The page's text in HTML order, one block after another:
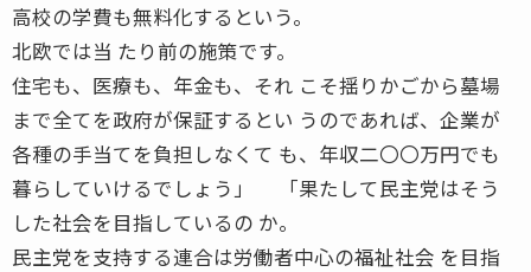
高校の学費も無料化するという。
北欧では当 たり前の施策です。
住宅も、医療も、年金も、それ こそ揺りかごから墓場
まで全てを政府が保証するとい うのであれば、企業が
各種の手当てを負担しなくて も、年収二〇〇万円でも
暮らしていけるでしょう」 「果たして民主党はそう
した社会を目指しているの か。
民主党を支持する連合は労働者中心の福祉社会 を目指